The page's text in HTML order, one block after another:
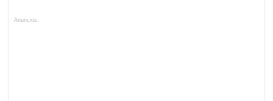
Anuncios.